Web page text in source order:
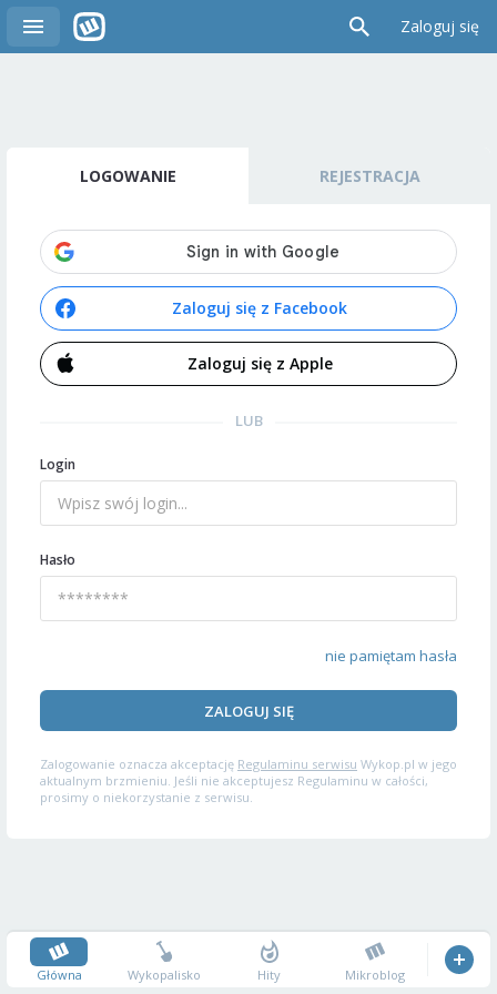
Zaloguj się
LOGOWANIE REJESTRACJA
Zaloguj się z Facebook
Zaloguj się z Apple
LUB
Login
Hasło
nie pamiętam hasła
ZALOGUJ SIĘ
Zalogowanie oznacza akceptację Regulaminu serwisu Wykop.pl w jego
aktualnym brzmieniu. Jeśli nie akceptujesz Regulaminu w całości,
prosimy o niekorzystanie z serwisu.
Główna Wykopalisko Hity Mikroblog